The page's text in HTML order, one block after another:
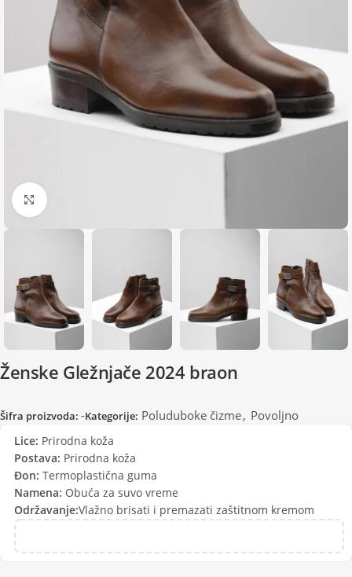
Zumiraj sliku
Ženske Gležnjače 2024 braon
Šifra proizvoda: -Kategorije: Poluduboke čizme, Povoljno
Lice: Prirodna koža
Postava: Prirodna koža
Đon: Termoplastična guma
Namena: Obuća za suvo vreme
Održavanje:Vlažno brisati i premazati zaštitnom kremom